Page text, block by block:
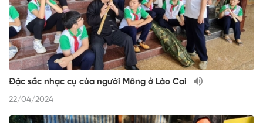
Đặc sắc nhạc cụ của người Mông ở Lào Cai
22/04/2024